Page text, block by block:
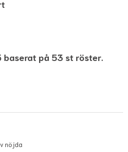
på 53 st röster.
nöjda